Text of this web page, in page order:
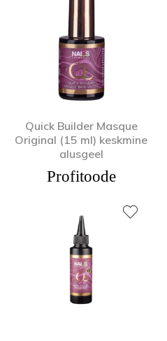
Quick Builder Masque
Original (15 ml) keskmine
alusgeel
Profitoode